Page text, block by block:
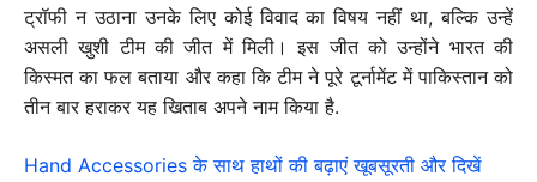
ट्रॉफी न उठाना उनके लिए कोई विवाद का विषय नहीं था, बल्कि उन्हें
असली खुशी टीम की जीत में मिली। इस जीत को उन्होंने भारत की
किस्मत का फल बताया और कहा कि टीम ने पूरे टूर्नामेंट में पाकिस्तान को
तीन बार हराकर यह खिताब अपने नाम किया है.
Hand Accessories के साथ हाथों की बढ़ाएं खूबसूरती और दिखें